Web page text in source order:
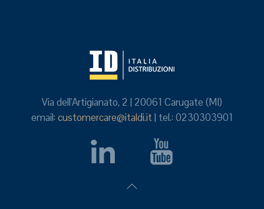
Via dell'Artigianato, 2 | 20061 Carugate (MI)
email: customercare@italdi.it| tel.: 0230303901